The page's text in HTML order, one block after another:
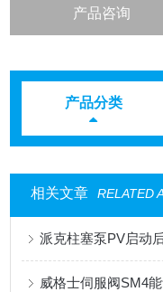
产品咨询
产品分类
相关文章 RELATED
派克柱塞泵PV启动
威格士伺服阀SM4